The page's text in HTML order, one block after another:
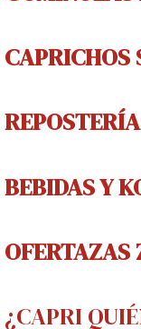
CAPRICHOS
BEBIDAS Y
OFERTAZAS
¿CAPRI